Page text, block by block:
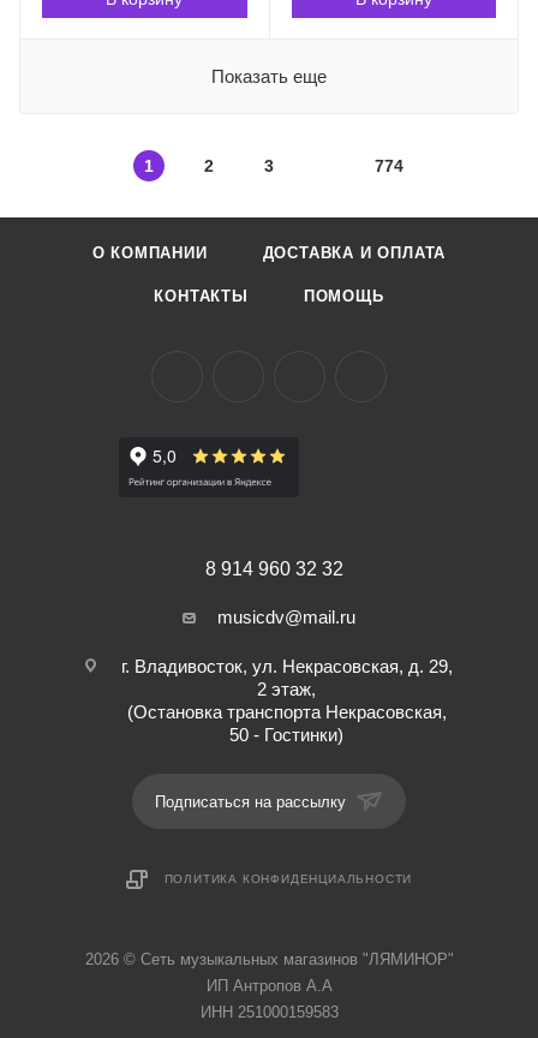
Показать еще
1 2 3 774
О КОМПАНИИ ДОСТАВКА И ОПЛАТА
КОНТАКТЫ ПОМОЩЬ
8 914 960 32 32
musicdv@mail.ru
г. Владивосток, ул. Некрасовская, д. 29,
2 этаж,
(Остановка транспорта Некрасовская,
50 - Гостинки)
Подписаться на рассылку
ПОЛИТИКА КОНФИДЕНЦИАЛЬНОСТИ
2026 © Cеть музыкальных магазинов "ЛЯМИНОР"
ИП Антропов А.А
ИНН 251000159583